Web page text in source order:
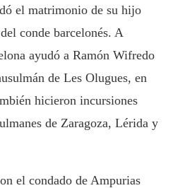
el matrimonio de su hijo
conde barcelonés. A
ayudó a Ramón Wifredo
de Les Olugues, en
hicieron incursiones
de Zaragoza, Lérida y
el condado de Ampurias